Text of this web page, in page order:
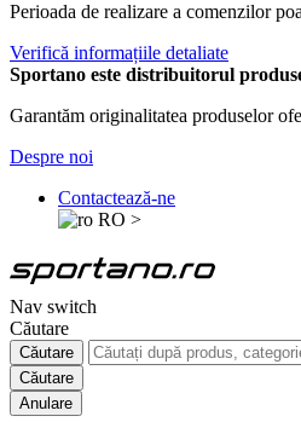
Perioada de realizare a comenzilor
Verifică informațiile detaliate
Sportano este distribuitorul
Garantăm originalitatea produselor
Despre noi
Contactează-ne
RO >
Nav switch
Căutare
Căutare
Căutare
Anulare